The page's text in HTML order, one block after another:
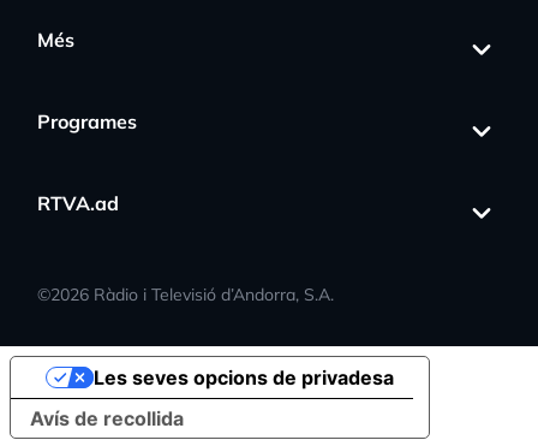
Més
Programes
RTVA.ad
©2026 Ràdio i Televisió d’Andorra, S.A.
Avís de recollida
Les seves opcions de privadesa